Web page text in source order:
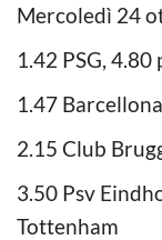
Mercoledì 24
1.42 PSG,
1.47
2.15 Club
3.50 Psv
Tottenham